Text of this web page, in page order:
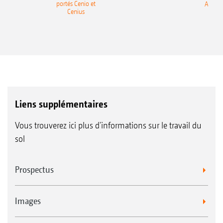
Aucun ajustement nécessaire
portés Cenio et
Cenius
Liens supplémentaires
Vous trouverez ici plus d'informations sur le travail du
sol
Prospectus
Images